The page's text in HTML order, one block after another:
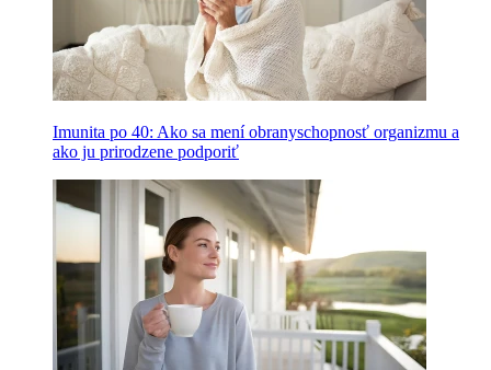
Imunita po 40: Ako sa mení obranyschopnosť organizmu a
ako ju prirodzene podporiť